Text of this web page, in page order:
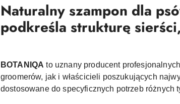
Naturalny szampon dla
podkreśla strukturę
BOTANIQA to uznany producent
groomerów, jak i właścicieli poszukujących
dostosowane do specyficznych potrzeb różnych